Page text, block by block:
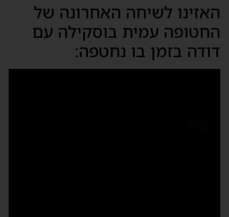
האזינו לשיחה האחרונה של
החטופה עמית בוסקילה עם
דודה בזמן בו נחטפה: